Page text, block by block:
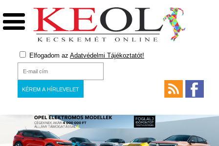
Elfogadom az Adatvédelmi Tájékoztatót!